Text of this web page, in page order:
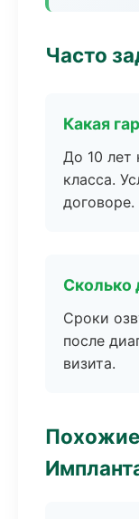
Часто
Какая
До 10 лет
класса.
договоре.
Сколько
Сроки
после
визита.